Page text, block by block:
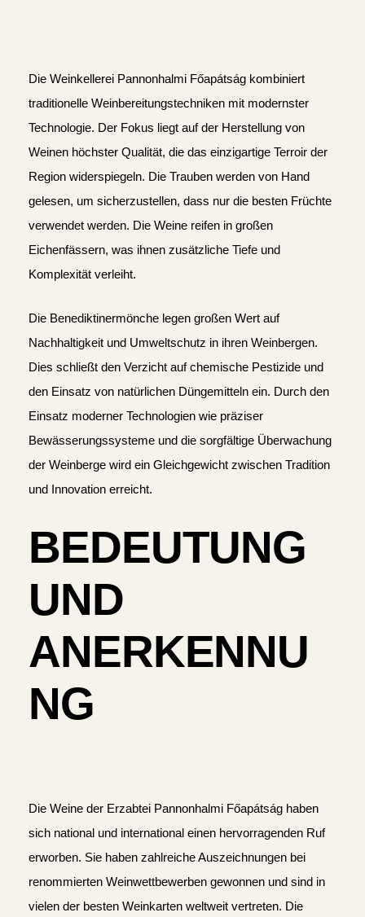
Die Weinkellerei Pannonhalmi Főapátság kombiniert
traditionelle Weinbereitungstechniken mit modernster
Technologie. Der Fokus liegt auf der Herstellung von
Weinen höchster Qualität, die das einzigartige Terroir der
Region widerspiegeln. Die Trauben werden von Hand
gelesen, um sicherzustellen, dass nur die besten Früchte
verwendet werden. Die Weine reifen in großen
Eichenfässern, was ihnen zusätzliche Tiefe und
Komplexität verleiht.
Die Benediktinermönche legen großen Wert auf
Nachhaltigkeit und Umweltschutz in ihren Weinbergen.
Dies schließt den Verzicht auf chemische Pestizide und
den Einsatz von natürlichen Düngemitteln ein. Durch den
Einsatz moderner Technologien wie präziser
Bewässerungssysteme und die sorgfältige Überwachung
der Weinberge wird ein Gleichgewicht zwischen Tradition
und Innovation erreicht.
BEDEUTUNG
UND
ANERKENNU
NG
Die Weine der Erzabtei Pannonhalmi Főapátság haben
sich national und international einen hervorragenden Ruf
erworben. Sie haben zahlreiche Auszeichnungen bei
renommierten Weinwettbewerben gewonnen und sind in
vielen der besten Weinkarten weltweit vertreten. Die